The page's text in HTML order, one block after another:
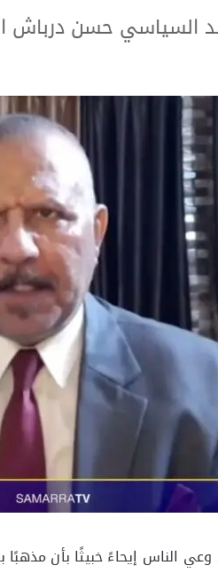
السياسي حسن درباش
الناس إيحاءً خبيثًا بأن مذهبًا